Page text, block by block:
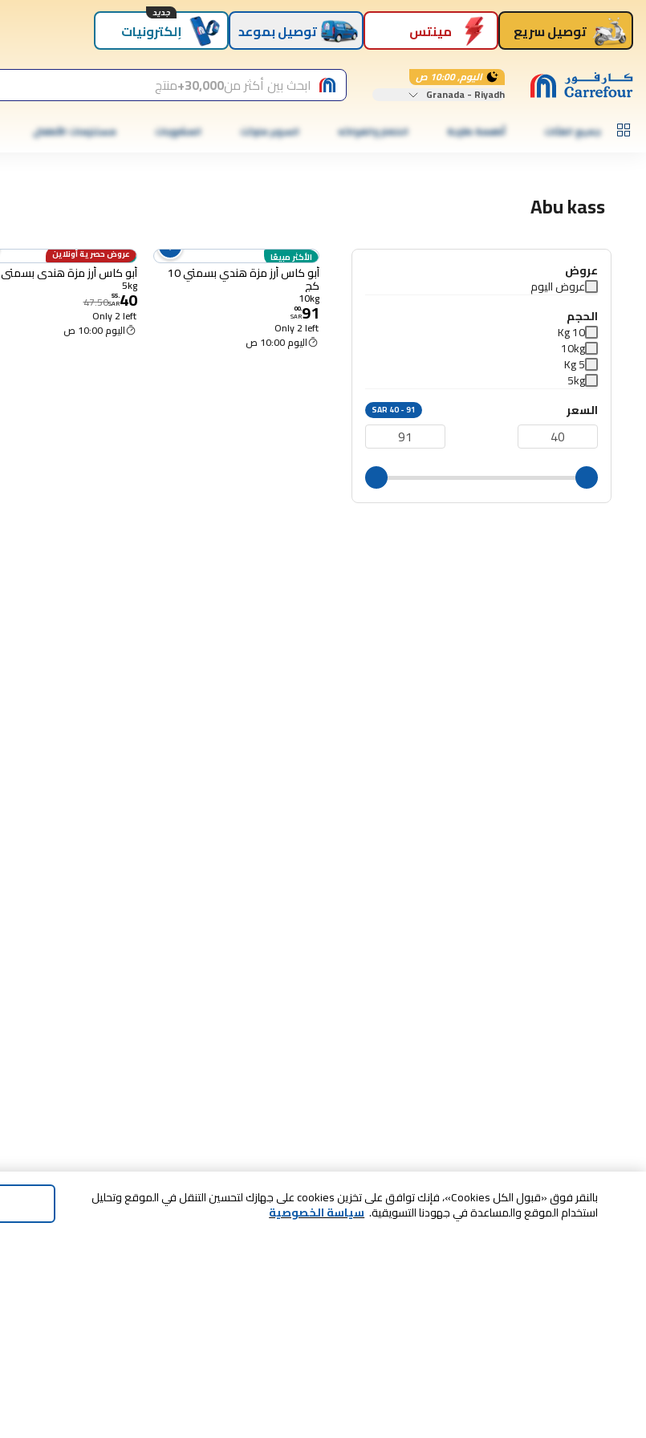
بالنقر فوق «قبول الكل Cookies»، فإنك توافق على تخزين cookies على جهازك لتحسين التنقل في الموقع وتحليل
استخدام الموقع والمساعدة في جهودنا التسويقية. سياسة الخصوصية
توصيل سريع مينتس توصيل بموعد إلكترونيات
جديد
اليوم, 10:00 ص
Granada - Riyadh
ابحث بين أكثر من30,000+ منتج
جميع الفئات أطعمة طازجة الخضار والفواكه السوبر ماركت المشروبات مستلزمات الأطفال
Abu kass
عروض
عروض اليوم
الحجم
10 Kg
10kg
5 Kg
5kg
السعر
SAR 40 - 91
الأكثر مبيعًا
أبو كاس أرز مزة هندي بسمتي 10
كج
10kg
91
.
00
SAR
Only 2 left
اليوم 10:00 ص
الأكثر مبيعًا 15% OFF
عروض حصرية أونلاين
أبو كاس أرز مزة هندي بسمتي 5 كج
5kg
40
.
55
SAR
47.50
Only 2 left
اليوم 10:00 ص